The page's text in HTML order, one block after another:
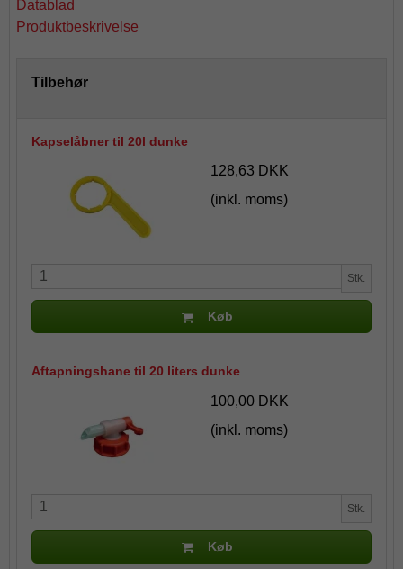
Datablad
Produktbeskrivelse
Tilbehør
Kapselåbner til 20l dunke
128,63 DKK
(inkl. moms)
Stk.
Køb
Aftapningshane til 20 liters dunke
100,00 DKK
(inkl. moms)
Stk.
Køb